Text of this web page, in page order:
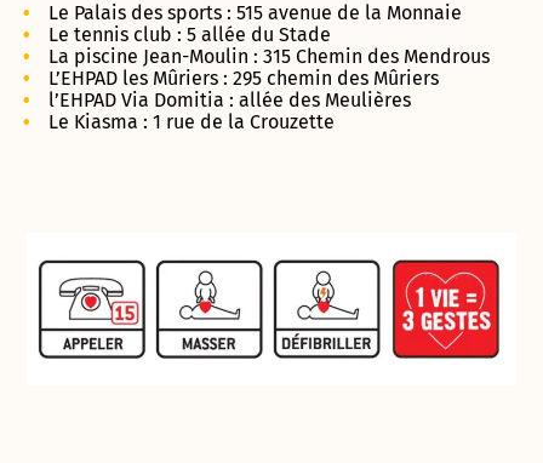
Le Palais des sports : 515 avenue de la Monnaie
Le tennis club : 5 allée du Stade
La piscine Jean-Moulin : 315 Chemin des Mendrous
L’EHPAD les Mûriers : 295 chemin des Mûriers
l’EHPAD Via Domitia : allée des Meulières
Le Kiasma : 1 rue de la Crouzette